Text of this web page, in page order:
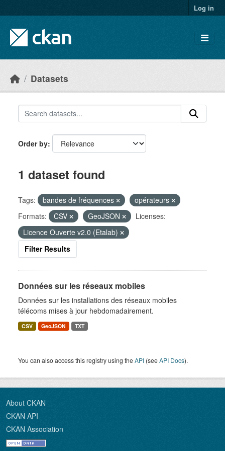
Log in
Datasets
Order by
1 dataset found
Tags: bandes de fréquences
opérateurs
Formats:
CSV GeoJSON
Licenses:
Licence Ouverte v2.0 (Etalab)
Filter Results
Données sur les réseaux mobiles
Données sur les installations des réseaux mobiles
télécoms mises à jour hebdomadairement.
CSV GeoJSON TXT
You can also access this registry using theAPI (seeAPI Docs).
About CKAN
CKAN API
CKAN Association